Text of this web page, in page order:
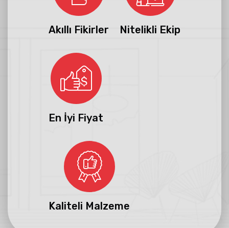
Akıllı Fikirler Nitelikli Ekip
En İyi Fiyat
Kaliteli Malzeme